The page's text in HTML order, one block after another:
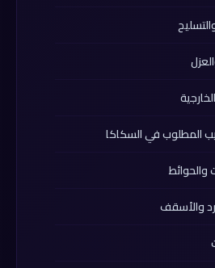
المطلوب في السكاكا
والأسقف